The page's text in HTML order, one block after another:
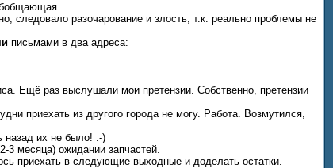
следовало разочарование и злость, т.к. реально проблемы не
письмами в два адреса:
Ещё раз выслушали мои претензии. Собственно, претензии
приехать из другого города не могу. Работа. Возмутился,
назад их не было! :-)
3 месяца) ожидании запчастей.
приехать в следующие выходные и доделать остатки.